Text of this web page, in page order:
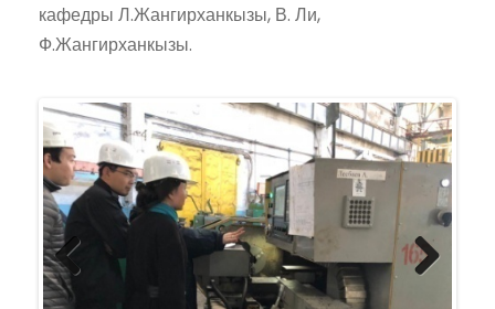
кафедры Л.Жангирханкызы, В. Ли,
Ф.Жангирханкызы.
Previ